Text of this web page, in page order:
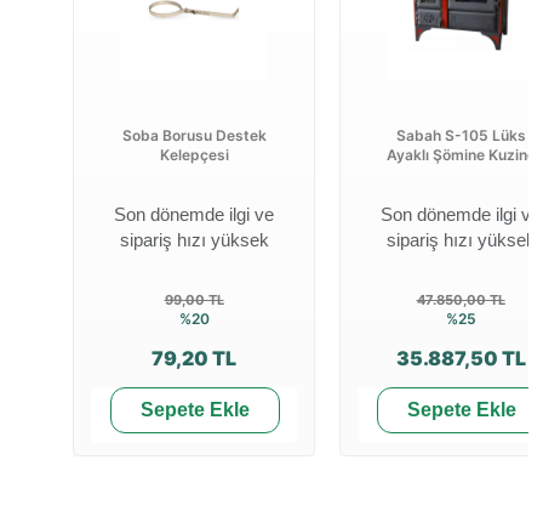
Soba Borusu Destek
Kelepçesi
Son dönemde ilgi ve
sipariş hızı yüksek
99,00 TL
%20
79,20 TL
Sepete Ekle
Sabah S-105 Lüks
Ayaklı Şömine Kuzine
Son dönemde ilgi ve
sipariş hızı yüksek
47.850,00 TL
%25
35.887,50 TL
Sepete Ekle